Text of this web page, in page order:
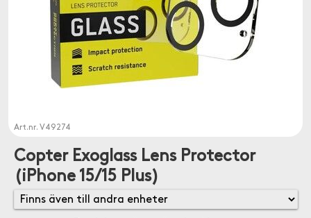
Art.nr. V49274
Copter Exoglass Lens Protector
(iPhone 15/15 Plus)